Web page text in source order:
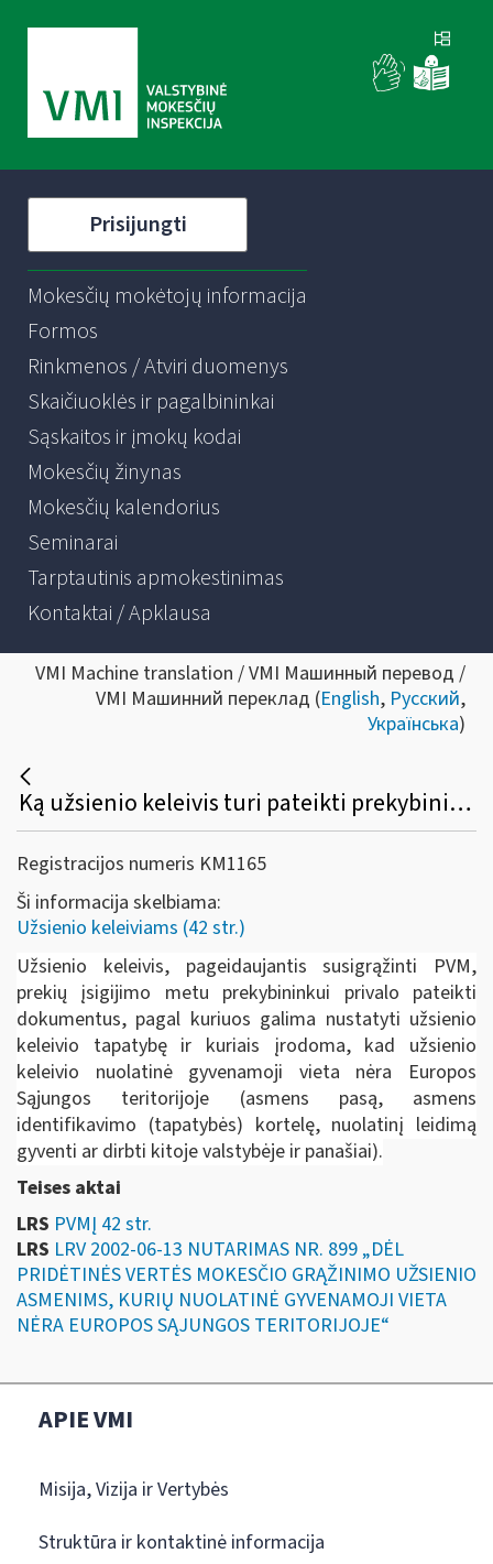
Prisijungti
Mokesčių mokėtojų informacija
Formos
Rinkmenos / Atviri duomenys
Skaičiuoklės ir pagalbininkai
Sąskaitos ir įmokų kodai
Mokesčių žinynas
Mokesčių kalendorius
Seminarai
Tarptautinis apmokestinimas
Kontaktai / Apklausa
VMI Machine translation / VMI Машинный перевод /
VMI Машинний переклад (English, Русский,
Українська)
Ką užsienio keleivis turi pateikti prekybininkui prekių įsigijimo metu, norėdamas susigrąžinti PVM?
Registracijos numeris KM1165
Ši informacija skelbiama:
Užsienio keleiviams (42 str.)
Užsienio keleivis, pageidaujantis susigrąžinti PVM,
prekių įsigijimo metu prekybininkui privalo pateikti
dokumentus, pagal kuriuos galima nustatyti užsienio
keleivio tapatybę ir kuriais įrodoma, kad užsienio
keleivio nuolatinė gyvenamoji vieta nėra Europos
Sąjungos teritorijoje (asmens pasą, asmens
identifikavimo (tapatybės) kortelę, nuolatinį leidimą
gyventi ar dirbti kitoje valstybėje ir panašiai).
Teises aktai
LRS PVMĮ 42 str.
LRS LRV 2002-06-13 NUTARIMAS NR. 899 „DĖL
PRIDĖTINĖS VERTĖS MOKESČIO GRĄŽINIMO UŽSIENIO
ASMENIMS, KURIŲ NUOLATINĖ GYVENAMOJI VIETA
NĖRA EUROPOS SĄJUNGOS TERITORIJOJE“
APIE VMI
Misija, Vizija ir Vertybės
Struktūra ir kontaktinė informacija